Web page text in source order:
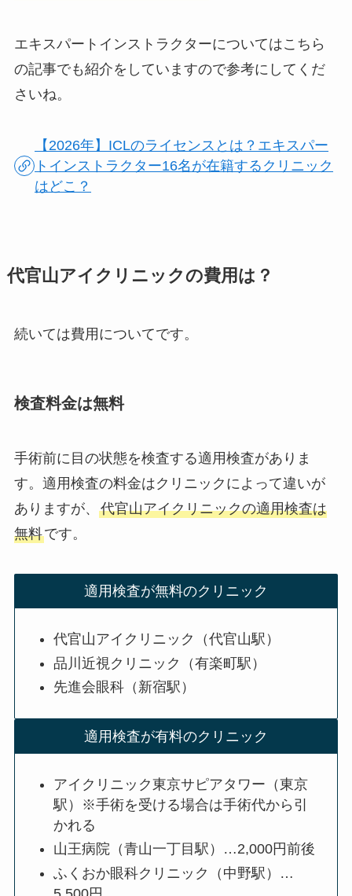
エキスパートインストラクターについてはこちら
の記事でも紹介をしていますので参考にしてくだ
さいね。
【2026年】ICLのライセンスとは？エキスパー
トインストラクター16名が在籍するクリニック
はどこ？
代官山アイクリニックの費用は？
続いては費用についてです。
検査料金は無料
手術前に目の状態を検査する適用検査がありま
す。適用検査の料金はクリニックによって違いが
ありますが、 代官山アイクリニックの適用検査は
無料です。
適用検査が無料のクリニック
代官山アイクリニック（代官山駅）
品川近視クリニック（有楽町駅）
先進会眼科（新宿駅）
適用検査が有料のクリニック
アイクリニック東京サピアタワー（東京
駅）※手術を受ける場合は手術代から引
かれる
山王病院（青山一丁目駅）…2,000円前後
ふくおか眼科クリニック（中野駅）…